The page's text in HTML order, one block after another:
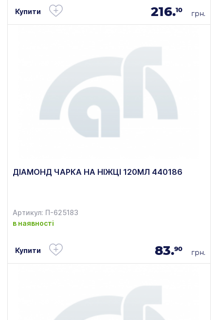
Купити 216.10 грн.
ДІАМОНД ЧАРКА НА НІЖЦІ 120МЛ 440186
Артикул: П-625183
в наявності
Купити 83.90 грн.